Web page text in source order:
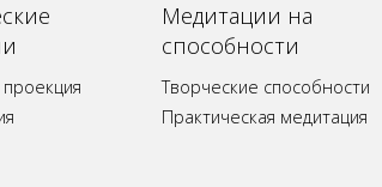
Медитации на
способности
Творческие способности
Практическая медитация